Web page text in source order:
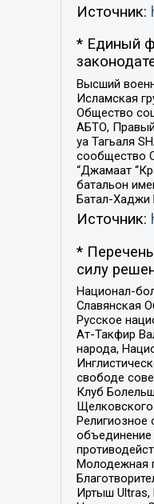
Источник:
* Единый
Высший
Исламская
Общество
АБТО,
уа Тагьаля
сообщество
“Джамаат
батальон
Батал-Хаджи
Источник:
*
силу
Национал-
Славянская
Русское
Ат-Такфир
народа,
свободе
Клуб
Щелковского
Религиозное
Молодежная
Иртыш